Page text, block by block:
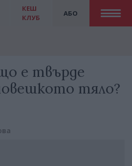
АБО
КЕШ
КЛУБ
е твърде
тяло?